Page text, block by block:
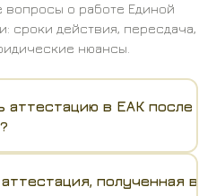
вопросы о работе Единой
сроки действия, пересдача,
нюансы.
аттестацию в ЕАК после
полученная в